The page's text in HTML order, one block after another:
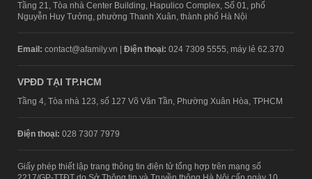
Tầng 21, Tòa nhà Center Building, Hapulico Complex, Số 01, phố
Nguyễn Huy Tưởng, phường Thanh Xuân, thành phố Hà Nội
Email: contact@afamily.vn | Điện thoại: 024 7309 5555, máy lẻ 62.370
VPĐD TẠI TP.HCM
Tầng 4, Tòa nhà 123, số 127 Võ Văn Tần, Phường Xuân Hòa, TPHCM
Điện thoại: 028 7307 7979
Giấy phép thiết lập trang thông tin điện tử tổng hợp trên mạng số